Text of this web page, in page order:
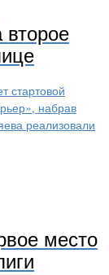
стартовой
набрав
реализовали
место